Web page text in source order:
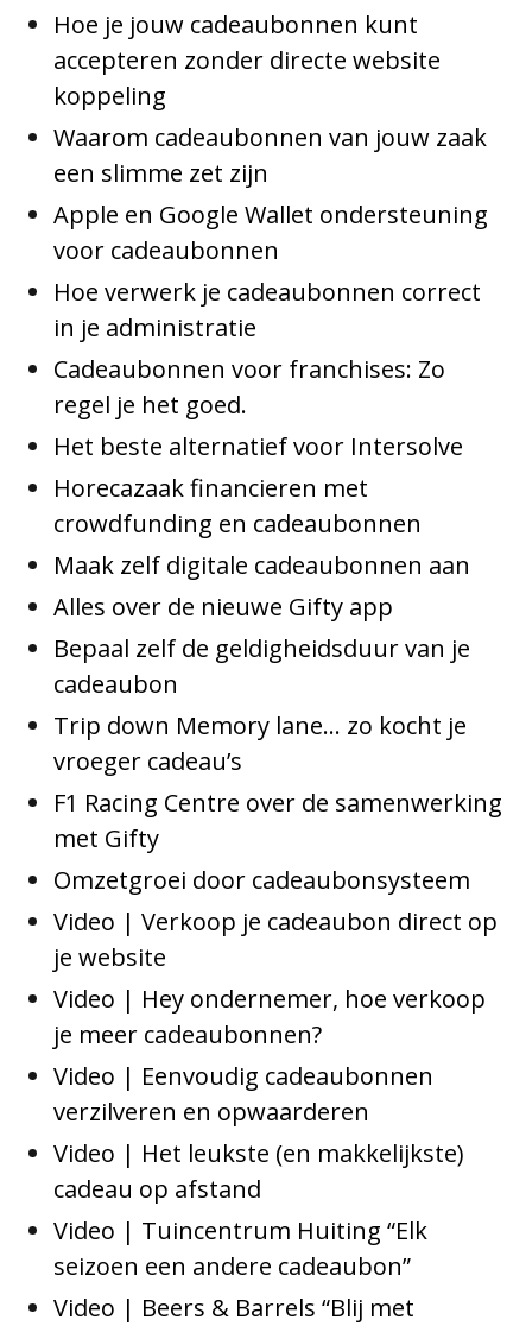
Hoe je jouw cadeaubonnen kunt
accepteren zonder directe website
koppeling
Waarom cadeaubonnen van jouw zaak
een slimme zet zijn
Apple en Google Wallet ondersteuning
voor cadeaubonnen
Hoe verwerk je cadeaubonnen correct
in je administratie
Cadeaubonnen voor franchises: Zo
regel je het goed.
Het beste alternatief voor Intersolve
Horecazaak financieren met
crowdfunding en cadeaubonnen
Maak zelf digitale cadeaubonnen aan
Alles over de nieuwe Gifty app
Bepaal zelf de geldigheidsduur van je
cadeaubon
Trip down Memory lane… zo kocht je
vroeger cadeau’s
F1 Racing Centre over de samenwerking
met Gifty
Omzetgroei door cadeaubonsysteem
Video | Verkoop je cadeaubon direct op
je website
Video | Hey ondernemer, hoe verkoop
je meer cadeaubonnen?
Video | Eenvoudig cadeaubonnen
verzilveren en opwaarderen
Video | Het leukste (en makkelijkste)
cadeau op afstand
Video | Tuincentrum Huiting “Elk
seizoen een andere cadeaubon”
Video | Beers & Barrels “Blij met